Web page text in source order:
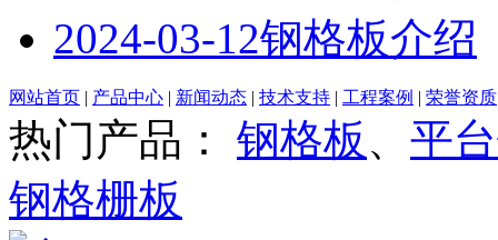
2024-03-12钢格板介绍
网站首页 | 产品中心 | 新闻动态 | 技术支持 | 工程案例 | 荣誉资质
热门产品： 钢格板 、 平
钢格栅板